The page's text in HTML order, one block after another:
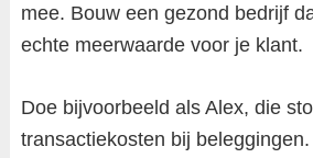
mee. Bouw een gezond bedrijf
echte meerwaarde voor je klant.
Doe bijvoorbeeld als Alex, die
transactiekosten bij